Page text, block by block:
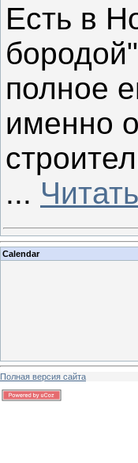
Есть в
полное
именно
...
Calendar
Полная версия сайта